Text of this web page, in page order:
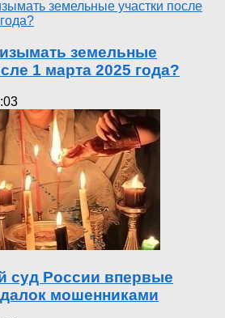
земельные
1 марта 2025 года?
суд России впервые
мошенниками